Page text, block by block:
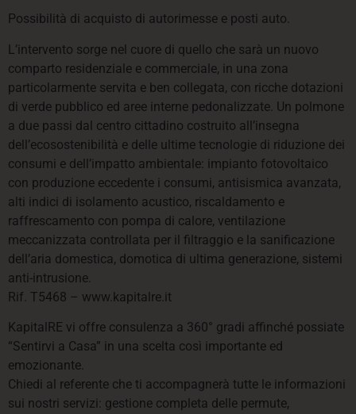
Possibilità di acquisto di autorimesse e posti auto.
L’intervento sorge nel cuore di quello che sarà un nuovo
comparto residenziale e commerciale, in una zona
particolarmente servita e ben collegata, con ricche dotazioni
di verde pubblico ed aree interne pedonalizzate. Un polmone
a due passi dal centro cittadino costruito all’insegna
dell’ecosostenibilità e delle ultime tecnologie di riduzione dei
consumi e dell’impatto ambientale: impianto fotovoltaico
con produzione eccedente i consumi, antisismica avanzata,
alti indici di isolamento acustico, riscaldamento e
raffrescamento con pompa di calore, ventilazione
meccanizzata controllata per il filtraggio e la sanificazione
dell’aria domestica, domotica di ultima generazione, sistemi
anti-intrusione.
Rif. T5468 – www.kapitalre.it
KapitalRE vi offre consulenza a 360° gradi affinché possiate
“Sentirvi a Casa” in una scelta così importante ed
emozionante.
Chiedi al referente che ti accompagnerà tutte le informazioni
sui nostri servizi: gestione completa delle permute,